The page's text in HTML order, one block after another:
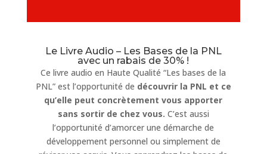
Le Livre Audio – Les Bases de la PNL
avec un rabais de 30% !
Ce livre audio en Haute Qualité“Les bases de la
PNL” est l’opportunité de découvrir la PNL et ce
qu’elle peut concrètement vous apporter
sans sortir de chez vous. C’est aussi
l’opportunité d’amorcer une démarche de
développement personnel ou simplement de